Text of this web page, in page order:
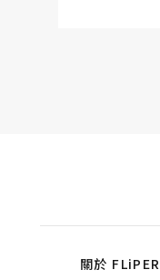
關於 FLiPER